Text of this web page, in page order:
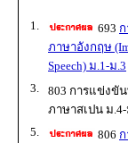
1. 693
ภาษาอังกฤษ
Speech) ม.1-ม.3
3.
803 การแข่งขั
ภาษาสเปน ม.4-
5.
806